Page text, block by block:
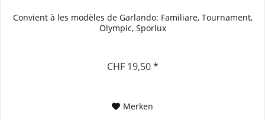
Convient à les modèles de Garlando: Familiare, Tournament,
Olympic, Sporlux
CHF 19,50 *
Merken